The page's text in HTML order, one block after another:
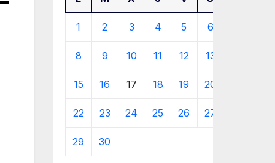
1 2 3 4 5 6
8 9 10 11 12 13
15 16 17 18 19 20
22 23 24 25 26 27
29 30